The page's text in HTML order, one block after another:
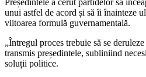
unui astfel de acord și să îi înainteze
viitoarea formulă guvernamentală.
„Întregul proces trebuie să se
transmis președintele, subliniind
soluții politice.